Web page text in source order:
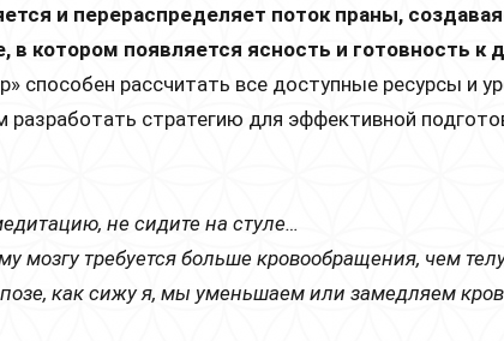
и перераспределяет поток праны,
в котором появляется ясность и готовность к
способен рассчитать все доступные ресурсы и
разработать стратегию для эффективной
не сидите на стуле…
мозгу требуется больше кровообращения, чем
как сижу я, мы уменьшаем или замедляем